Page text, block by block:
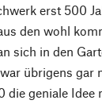
erst 500
den wohl
sich in den
übrigens gar
die geniale Idee